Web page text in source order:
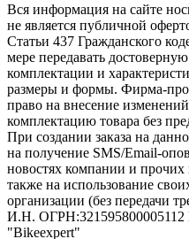
Вся информация на сайте
не является публичной
Статьи 437 Гражданского
мере передавать
комплектации и
размеры и формы. Фирма-
право на внесение
комплектацию товара без
При создании заказа на
на получение SMS/Email-
новостях компании и
также на использование
организации (без передачи
И.Н.
"Bikeexpert"